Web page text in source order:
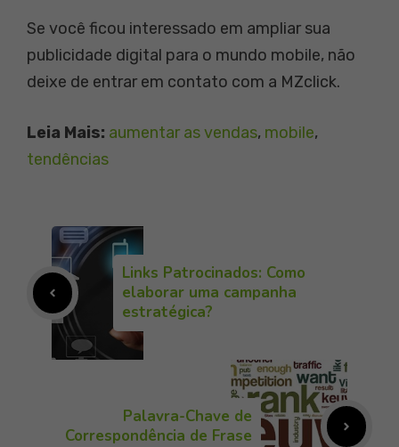
Se você ficou interessado em ampliar sua
publicidade digital para o mundo mobile, não
deixe de entrar em contato com a MZclick.
Leia Mais: aumentar as vendas, mobile
tendências
Links Patrocinados: Como
elaborar uma campanha
estratégica?
Palavra-Chave de
Correspondência de Frase